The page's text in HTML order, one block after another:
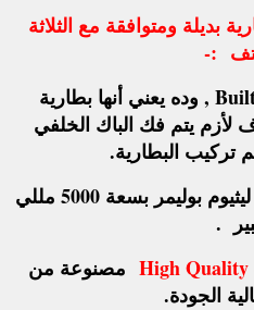
بديلة ومتوافقة مع الثلاثة
:-
Built In , وده يعني أنها بطارية
ف لأزم يتم فك الباك الخلفي
تركيب البطارية.
البطارية ليثيوم بوليمر بسعة 5000 مللي
.
High Quality مصنوعة من
الجودة.